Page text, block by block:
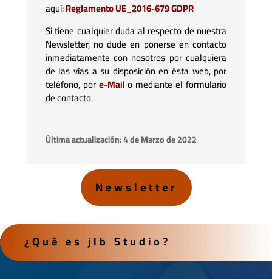
aquí:Reglamento UE_2016-679 GDPR
Si tiene cualquier duda al respecto de nuestra
Newsletter, no dude en ponerse en contacto
inmediatamente con nosotros por cualquiera
de las vías a su disposición en ésta web, por
teléfono, pore-Mailo mediante el formulario
de contacto.
Última actualización: 4 de Marzo de 2022
Newsletter
¿Qué es jlb Studio?